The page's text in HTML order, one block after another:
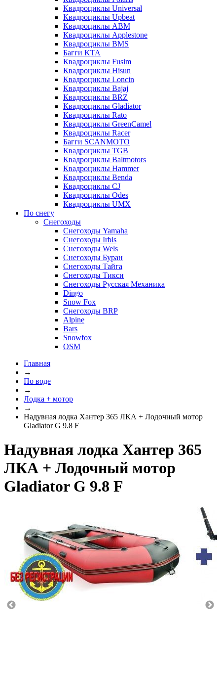
Квадроциклы Universal
Квадроциклы Upbeat
Квадроциклы ABM
Квадроциклы Applestone
Квадроциклы BMS
Багги KTA
Квадроциклы Fusim
Квадроциклы Hisun
Квадроциклы Loncin
Квадроциклы Bajaj
Квадроциклы BRZ
Квадроциклы Gladiator
Квадроциклы Rato
Квадроциклы GreenCamel
Квадроциклы Racer
Багги SCANMOTO
Квадроциклы TGB
Квадроциклы Baltmotors
Квадроциклы Hammer
Квадроциклы Benda
Квадроциклы CJ
Квадроциклы Odes
Квадроциклы UMX
По снегу
Снегоходы
Снегоходы Yamaha
Снегоходы Irbis
Снегоходы Wels
Снегоходы Буран
Снегоходы Тайга
Снегоходы Тикси
Снегоходы Русская Механика
Dingo
Snow Fox
Снегоходы BRP
Alpine
Bars
Snowfox
OSM
Главная
→
По воде
→
Лодка + мотор
→
Надувная лодка Хантер 365 ЛКА + Лодочный мотор
Gladiator G 9.8 F
Надувная лодка Хантер 365
ЛКА + Лодочный мотор
Gladiator G 9.8 F